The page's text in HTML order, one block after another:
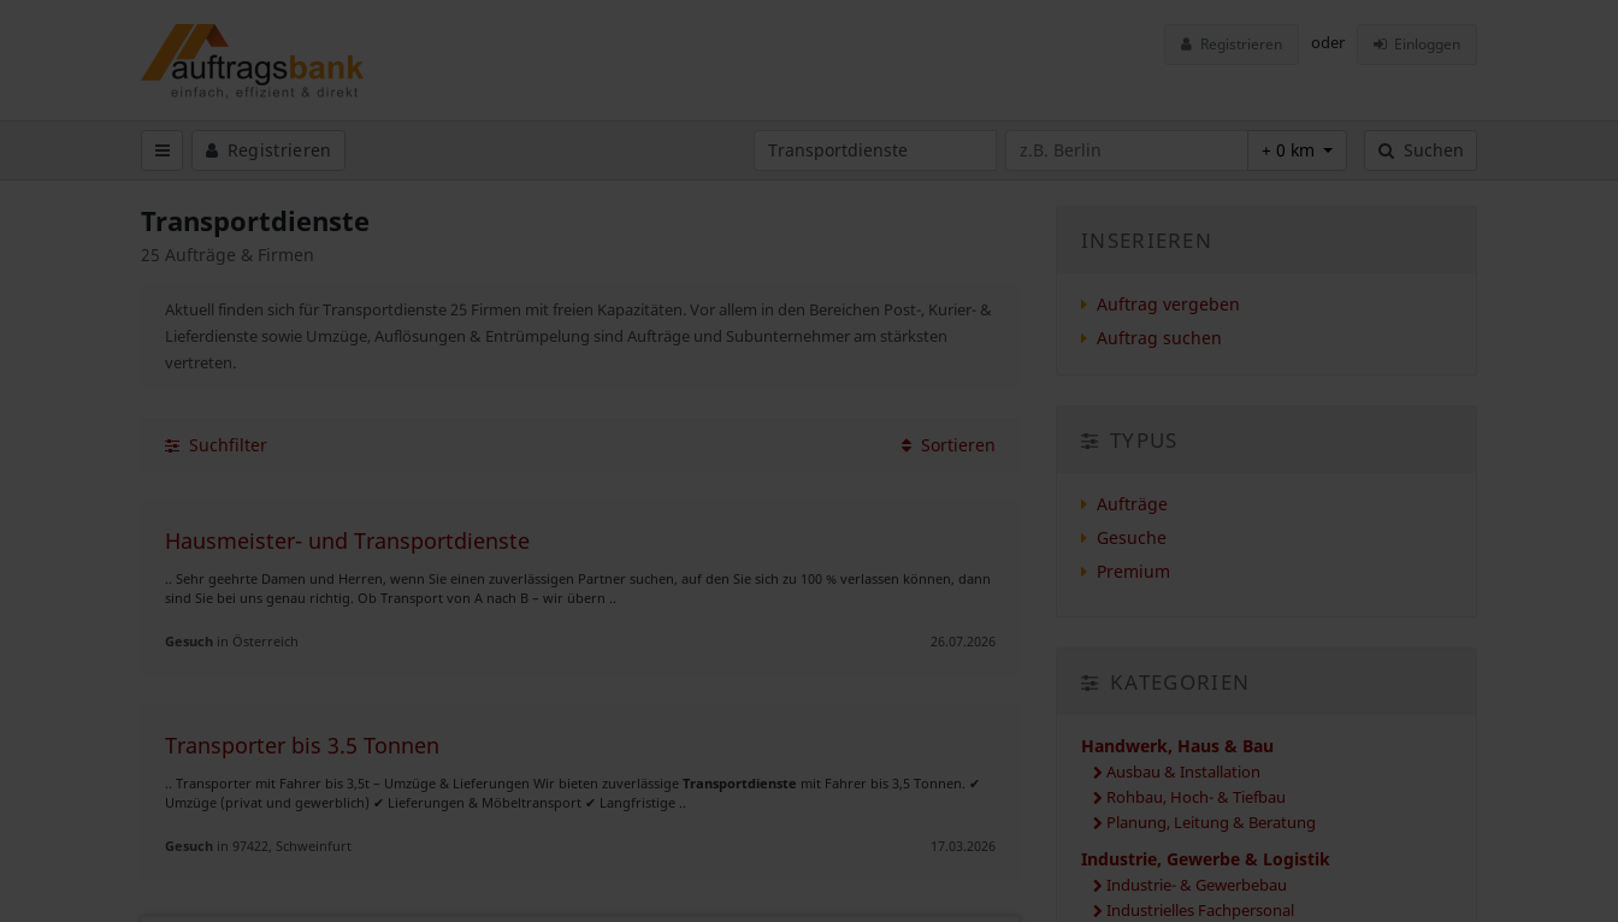
Registrieren oder Einloggen
Registrieren + 0 km Suchen
Transportdienste
25 Aufträge & Firmen
Aktuell finden sich für Transportdienste 25 Firmen mit freien Kapazitäten. Vor allem in den Bereichen Post-, Kurier- &
Lieferdienste sowie Umzüge, Auflösungen & Entrümpelung sind Aufträge und Subunternehmer am stärksten
vertreten.
Suchfilter Sortieren
Hausmeister- und Transportdienste
.. Sehr geehrte Damen und Herren, wenn Sie einen zuverlässigen Partner suchen, auf den Sie sich zu 100 % verlassen können, dann
sind Sie bei uns genau richtig. Ob Transport von A nach B – wir übern ..
Gesuch in Österreich 26.07.2026
Transporter bis 3.5 Tonnen
.. Transporter mit Fahrer bis 3,5t – Umzüge & Lieferungen Wir bieten zuverlässige Transportdienste mit Fahrer bis 3,5 Tonnen. ✔
Umzüge (privat und gewerblich) ✔ Lieferungen & Möbeltransport ✔ Langfristige ..
Gesuch in 97422, Schweinfurt 17.03.2026
INSERIEREN
Auftrag vergeben
Auftrag suchen
TYPUS
Aufträge
Gesuche
Premium
KATEGORIEN
Handwerk, Haus & Bau
Ausbau & Installation
Rohbau, Hoch- & Tiefbau
Planung, Leitung & Beratung
Industrie, Gewerbe & Logistik
Industrie- & Gewerbebau
Industrielles Fachpersonal